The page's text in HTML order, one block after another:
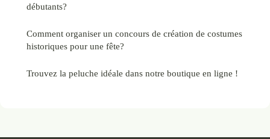
débutants?
Comment organiser un concours de création de costumes
historiques pour une fête?
Trouvez la peluche idéale dans notre boutique en ligne !